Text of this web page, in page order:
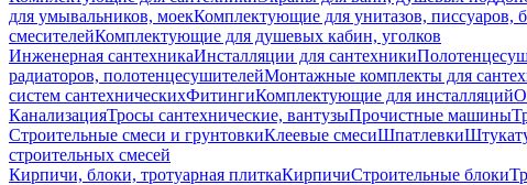
для умывальников, моекКомплектующие для унитазов, писсуаров,
смесителейКомплектующие для душевых кабин, уголков
Инженерная сантехникаИнсталляции для сантехники
радиаторов, полотенцесушителейМонтажные комплекты для
систем сантехническихФитингиКомплектующие для инсталляций
КанализацияТросы сантехнические, вантузыПрочистные машины
Строительные смеси и грунтовкиКлеевые смесиШпатлевки
строительных смесей
Кирпичи, блоки, тротуарная плиткаКирпичиСтроительные блоки